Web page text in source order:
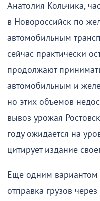
Анатолия Кольчика,
в Новороссийск по
автомобильным
сейчас практически
продолжают
автомобильным и
но этих объемов
вывоз урожая
году ожидается на
цитирует издание
Еще одним вариантом
отправка грузов